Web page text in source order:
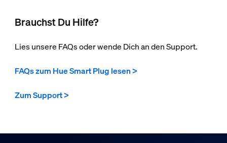
Brauchst Du Hilfe?
Lies unsere FAQs oder wende Dich an den Support.
FAQs zum Hue Smart Plug lesen >
Zum Support >